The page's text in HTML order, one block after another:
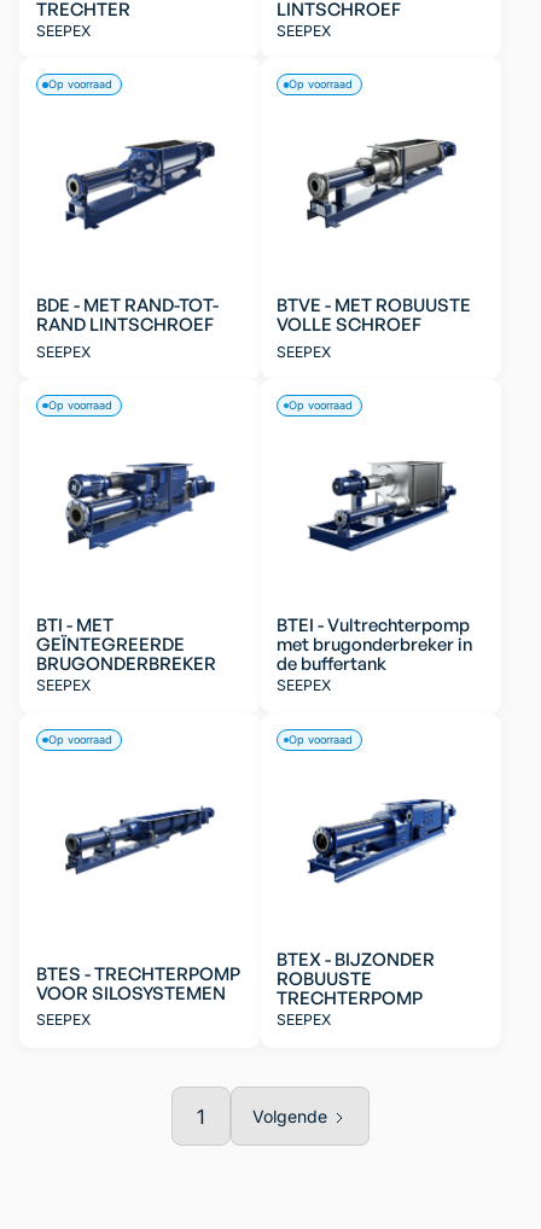
TRECHTER
SEEPEX
LINTSCHROEF
SEEPEX
BDE - MET RAND-TOT-
RAND LINTSCHROEF
SEEPEX
Op voorraad
BTVE - MET ROBUUSTE
VOLLE SCHROEF
SEEPEX
Op voorraad
BTI - MET
GEÏNTEGREERDE
BRUGONDERBREKER
SEEPEX
Op voorraad
BTEI - Vultrechterpomp
met brugonderbreker in
de buffertank
SEEPEX
Op voorraad
BTES - TRECHTERPOMP
VOOR SILOSYSTEMEN
SEEPEX
Op voorraad
BTEX - BIJZONDER
ROBUUSTE
TRECHTERPOMP
SEEPEX
Op voorraad
1 Volgende